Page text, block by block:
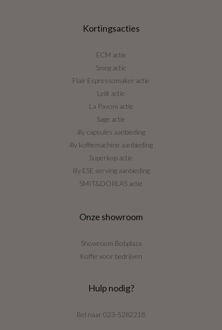
Kortingsacties
ECM actie
Smeg actie
Flair Espressomaker actie
Lelit actie
La Pavoni actie
Sage actie
illy capsules aanbieding
illy koffiemachine aanbieding
Superkop actie
illy ESE serving aanbieding
SMIT&DORLAS actie
Onze showroom
Showroom Bobplaza
Koffie voor bedrijven
Hulp nodig?
Bel naar 023-5282218